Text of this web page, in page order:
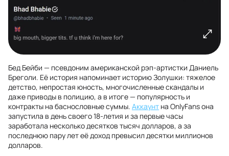
Бед Бейби — псевдоним американской рэп-артистки Даниель
Бреголи. Её история напоминает историю Золушки: тяжелое
детство, непростая юность, многочисленные скандалы и
даже приводы в полицию, а в итоге — популярность и
контракты на баснословные суммы. Аккаунт на OnlyFans она
запустила в день своего 18-летия и за первые часы
заработала несколько десятков тысяч долларов, а за
последнюю пару лет её доход превысил десятки миллионов
долларов.